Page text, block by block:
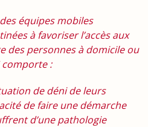
équipes mobiles
à favoriser l’accès aux
des personnes à domicile ou
comporte :
de déni de leurs
de faire une démarche
d’une pathologie